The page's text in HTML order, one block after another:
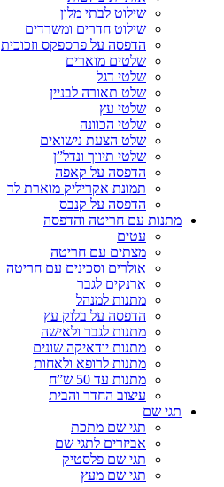
שילוט לבתי מלון
שילוט חדרים ומשרדים
הדפסה על פרספקס וזכוכית
שלטים מוארים
שלטי דגל
שלט תאורה לבניין
שלטי עץ
שלטי הכוונה
שלט הצעת נישואים
שלטי תיווך ונדל”ן
הדפסה על קאפה
תמונת אקריליק מוארת לד
הדפסה על קנבס
מתנות עם חריטה והדפסה
עטים
מצתים עם חריטה
אולרים וסכינים עם חריטה
ארנקים לגבר
מתנות למנהל
הדפסה על בלוק עץ
מתנות לגבר ולאישה
מתנות יודאיקה שונים
מתנות לרופא ולאחות
מתנות עד 50 ש”ח
עיצוב החדר והבית
תגי שם
תגי שם מתכת
אביזרים לתגי שם
תגי שם פלסטיק
תגי שם מעץ